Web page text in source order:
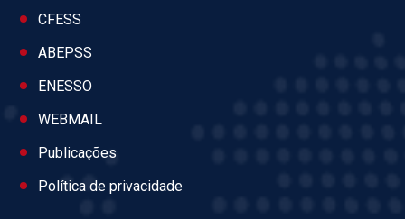
CFESS
ABEPSS
ENESSO
WEBMAIL
Publicações
Política de privacidade